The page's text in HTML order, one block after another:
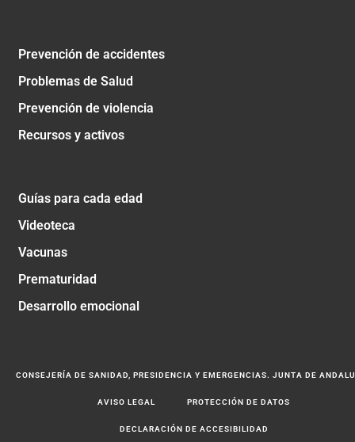
Prevención de accidentes
Problemas de Salud
Prevención de violencia
Recursos y activos
Guías para cada edad
Videoteca
Vacunas
Prematuridad
Desarrollo emocional
CONSEJERÍA DE SANIDAD, PRESIDENCIA Y EMERGENCIAS. JUNTA DE
AVISO LEGAL PROTECCIÓN DE DATOS
DECLARACIÓN DE ACCESIBILIDAD